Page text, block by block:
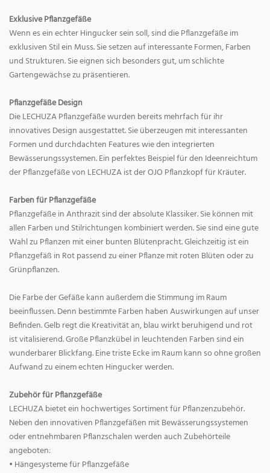
Exklusive Pflanzgefäße
Wenn es ein echter Hingucker sein soll, sind die Pflanzgefäße im
exklusiven Stil ein Muss. Sie setzen auf interessante Formen, Farben
und Strukturen. Sie eignen sich besonders gut, um schlichte
Gartengewächse zu präsentieren.
Pflanzgefäße Design
Die LECHUZA Pflanzgefäße wurden bereits mehrfach für ihr
innovatives Design ausgestattet. Sie überzeugen mit interessanten
Formen und durchdachten Features wie den integrierten
Bewässerungssystemen. Ein perfektes Beispiel für den Ideenreichtum
der Pflanzgefäße von LECHUZA ist der OJO Pflanzkopf für Kräuter.
Farben für Pflanzgefäße
Pflanzgefäße in Anthrazit sind der absolute Klassiker. Sie können mit
allen Farben und Stilrichtungen kombiniert werden. Sie sind eine gute
Wahl zu Pflanzen mit einer bunten Blütenpracht. Gleichzeitig ist ein
Pflanzgefäß in Rot passend zu einer Pflanze mit roten Blüten oder zu
Grünpflanzen.
Die Farbe der Gefäße kann außerdem die Stimmung im Raum
beeinflussen. Denn bestimmte Farben haben Auswirkungen auf unser
Befinden. Gelb regt die Kreativität an, blau wirkt beruhigend und rot
ist vitalisierend. Große Pflanzkübel in leuchtenden Farben sind ein
wunderbarer Blickfang. Eine triste Ecke im Raum kann so ohne großen
Aufwand zu einem echten Hingucker werden.
Zubehör für Pflanzgefäße
LECHUZA bietet ein hochwertiges Sortiment für Pflanzenzubehör.
Neben den innovativen Pflanzgefäßen mit Bewässerungssystemen
oder entnehmbaren Pflanzschalen werden auch Zubehörteile
angeboten:
• Hängesysteme für Pflanzgefäße